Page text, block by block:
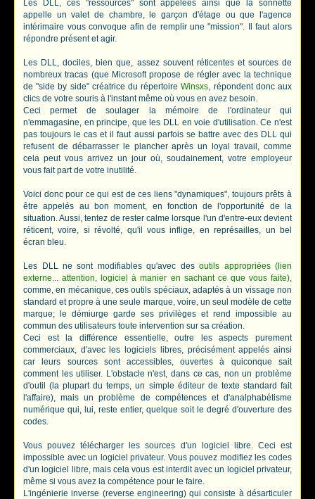
Les DLL, ces "ressources" sont appelées ainsi que la sonnette
appelle un valet de chambre, le garçon d'étage ou que l'agence
intérimaire vous convoque afin de remplir une "mission". Il faut alors
répondre présent et agir.
Les DLL, dociles, bien que, assez souvent réticentes et sources de
nombreux tracas (que Microsoft propose de régler avec la technique
de "side by side" créatrice du répertoireWinsxs, répondent donc aux
clics de votre souris à l'instant même où vous en avez besoin.
Ceci permet de soulager la mémoire de l'ordinateur qui
n'emmagasine, en principe, que les DLL en voie d'utilisation. Ce n'est
pas toujours le cas et il faut aussi parfois se battre avec des DLL qui
refusent de débarrasser le plancher après un loyal travail, comme
cela peut vous arrivez un jour où, soudainement, votre employeur
vous fait part de votre inutilité.
Voici donc pour ce qui est de ces liens "dynamiques", toujours prêts à
être appelés au bon moment, en fonction de l'opportunité de la
situation. Aussi, tentez de rester calme lorsque l'un d'entre-eux devient
réticent, voire, si révolté, qu'il vous inflige, en représailles, un bel
écran bleu.
Les DLL ne sont modifiables qu'avec desoutils appropriées (lien
externe... attention, logiciel à manier en sachant ce que vous faite),
comme, en mécanique, ces outils spéciaux, adaptés à un vissage non
standard et propre à une seule marque, voire, un seul modèle de cette
marque; le démiurge garde ses privilèges et rend impossible au
commun des utilisateurs toute intervention sur sa création.
Ceci est la différence essentielle, outre les aspects purement
commerciaux, d'avec les logiciels libres, précisément appelés ainsi
car leurs sources sont accessibles, ouvertes à quiconque sait
comment les utiliser. L'obstacle n'est, dans ce cas, non un problème
d'outil (la plupart du temps, un simple éditeur de texte standard fait
l'affaire), mais un problème de compétences et d'analphabétisme
numérique qui, lui, reste entier, quelque soit le degré d'ouverture des
codes.
Vous pouvez télécharger les sources d'un logiciel libre. Ceci est
impossible avec un logiciel privateur. Vous pouvez modifiez les codes
d'un logiciel libre, mais cela vous est interdit avec un logiciel privateur,
même si vous avez la compétence pour le faire.
L'ingénierie inverse (reverse engineering) qui consiste à désarticuler